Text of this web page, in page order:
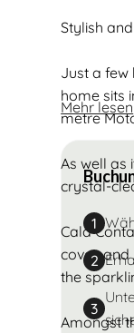
Stylish
Just a few
home sits
metre
As well as
crystal-
Cala
coves and
the
Amongst
Mehr lesen
1
2
3